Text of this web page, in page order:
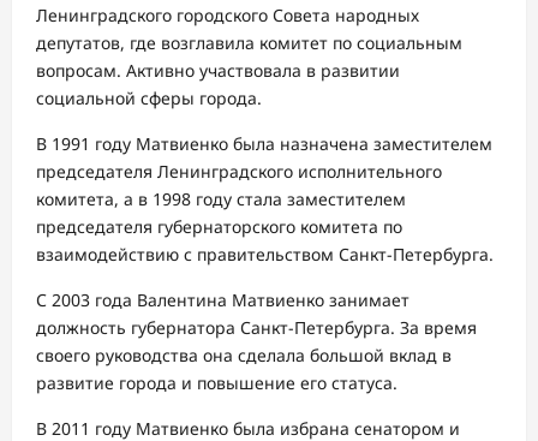
Ленинградского городского Совета народных
депутатов, где возглавила комитет по социальным
вопросам. Активно участвовала в развитии
социальной сферы города.
В 1991 году Матвиенко была назначена заместителем
председателя Ленинградского исполнительного
комитета, а в 1998 году стала заместителем
председателя губернаторского комитета по
взаимодействию с правительством Санкт-Петербурга.
С 2003 года Валентина Матвиенко занимает
должность губернатора Санкт-Петербурга. За время
своего руководства она сделала большой вклад в
развитие города и повышение его статуса.
В 2011 году Матвиенко была избрана сенатором и